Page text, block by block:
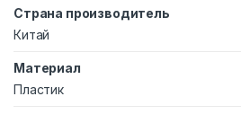
Страна производитель
Китай
Материал
Пластик